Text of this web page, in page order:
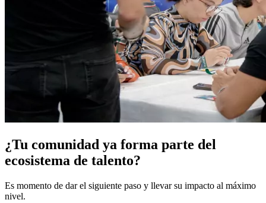
¿Tu comunidad ya forma parte del
ecosistema de talento?
Es momento de dar el siguiente paso y llevar su impacto al máximo
nivel.